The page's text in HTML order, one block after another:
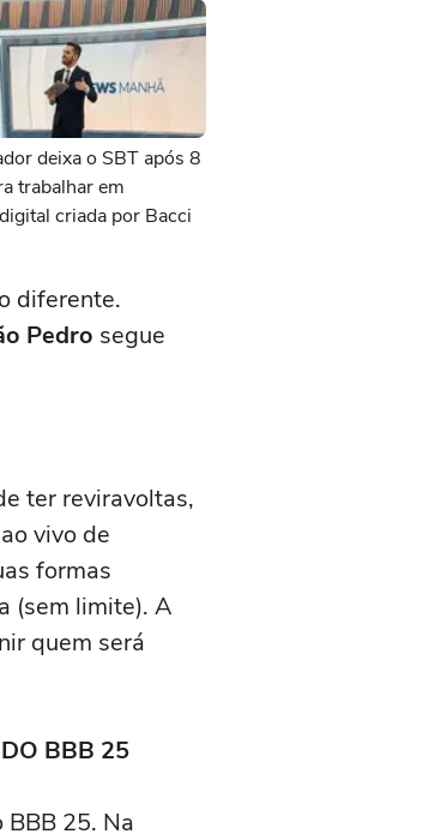
deixa o SBT após 8
trabalhar em
criada por Bacci
diferente.
Pedro segue
ter reviravoltas,
vivo de
formas
(sem limite). A
quem será
BBB 25
25. Na